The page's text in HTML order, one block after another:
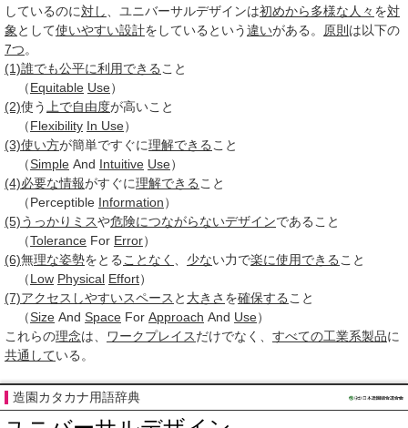
しているのに対し 、ユニバーサルデザインは初めから多様な 人々 を対
象 として使いやすい設計をしているという違いがある。 原則 は以下の
7つ。
(1)誰でも公平に利用できる こと
（Equitable Use）
(2)使う 上で自由度が高いこと
（Flexibility In Use）
(3)使い方が簡単ですぐに理解できる こと
（Simple And Intuitive Use）
(4)必要な情報がすぐに理解できる こと
（Perceptible Information）
(5)うっかりミスや危険につながらないデザインであること
（Tolerance For Error）
(6)無理な姿勢をとる ことなく 少ない力で楽に使用できる こと
（Low Physical Effort）
(7)アクセス しやすいスペース と 大きさ を確保する こと
（Size And Space For Approach And Use）
これらの理念は、 ワークプレイスだけでなく、 すべての工業系製品に
共通している。
造園カタカナ用語辞典